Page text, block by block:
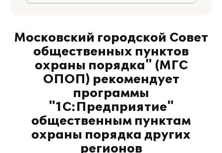
Московский городской Совет
общественных пунктов
охраны порядка" (МГС
ОПОП) рекомендует
программы
"1С:Предприятие"
общественным пунктам
охраны порядка других
регионов